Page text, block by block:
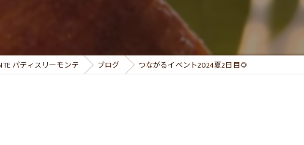
パティスリーモンテ ブログ つながるイベント2024夏2日目🌻